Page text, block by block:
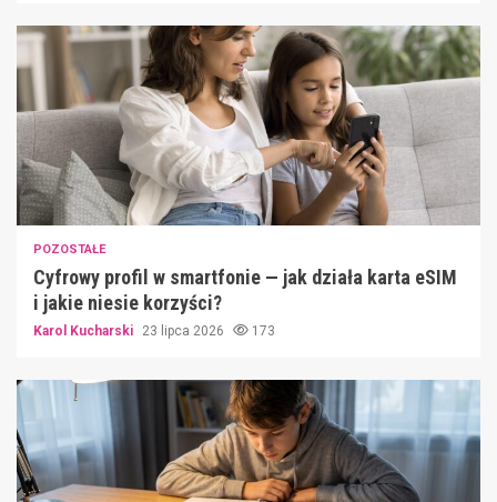
POZOSTAŁE
Cyfrowy profil w smartfonie — jak działa karta eSIM
i jakie niesie korzyści?
Karol Kucharski 23 lipca 2026 173